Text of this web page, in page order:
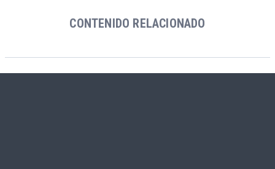
CONTENIDO RELACIONADO